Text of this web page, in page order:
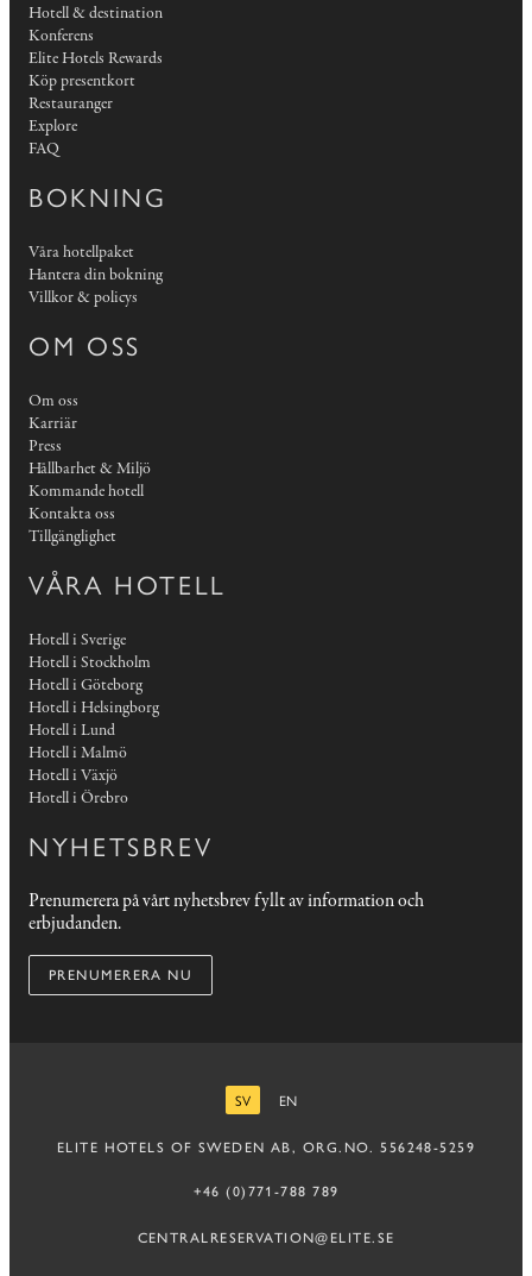
Hotell & destination
Konferens
Elite Hotels Rewards
Köp presentkort
Restauranger
Explore
FAQ
BOKNING
Våra hotellpaket
Hantera din bokning
Villkor & policys
OM OSS
Om oss
Karriär
Press
Hållbarhet & Miljö
Kommande hotell
Kontakta oss
Tillgänglighet
VÅRA HOTELL
Hotell i Sverige
Hotell i Stockholm
Hotell i Göteborg
Hotell i Helsingborg
Hotell i Lund
Hotell i Malmö
Hotell i Växjö
Hotell i Örebro
NYHETSBREV
Prenumerera på vårt nyhetsbrev fyllt av information och
erbjudanden.
PRENUMERERA NU
SV
EN
ELITE HOTELS OF SWEDEN AB, ORG.NO. 556248-5259
+46 (0)771-788 789
CENTRALRESERVATION@ELITE.SE